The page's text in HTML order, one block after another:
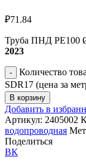
₽71.84
Труба ПНД РЕ100
2023
Количество
SDR17 (цена за
В корзину
Добавить в
Артикул: 2405002
водопроводная
Поделиться
ВК